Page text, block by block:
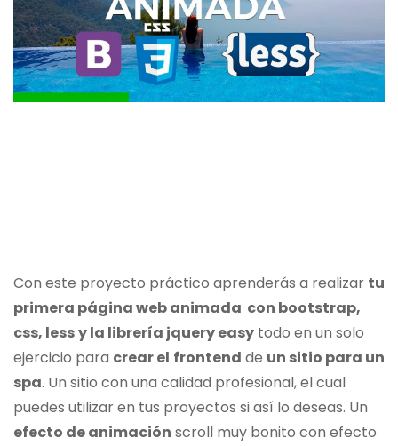
Con este proyecto práctico aprenderás a realizar tu
primera página web animada con bootstrap,
css, lessy la librería jquery easy todo en un solo
ejercicio para crear el frontend de un sitio para un
spa. Un sitio con una calidad profesional, el cual
puedes utilizar en tus proyectos si así lo deseas. Un
efecto de animación scroll muy bonito con efecto